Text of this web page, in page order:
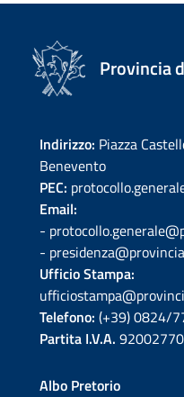
Provincia
Indirizzo: Piazza
Benevento
PEC:
Email:
-
-
Ufficio Stampa:
Telefono: (+39) 0824/
Partita I.V.A.
Albo Pretorio